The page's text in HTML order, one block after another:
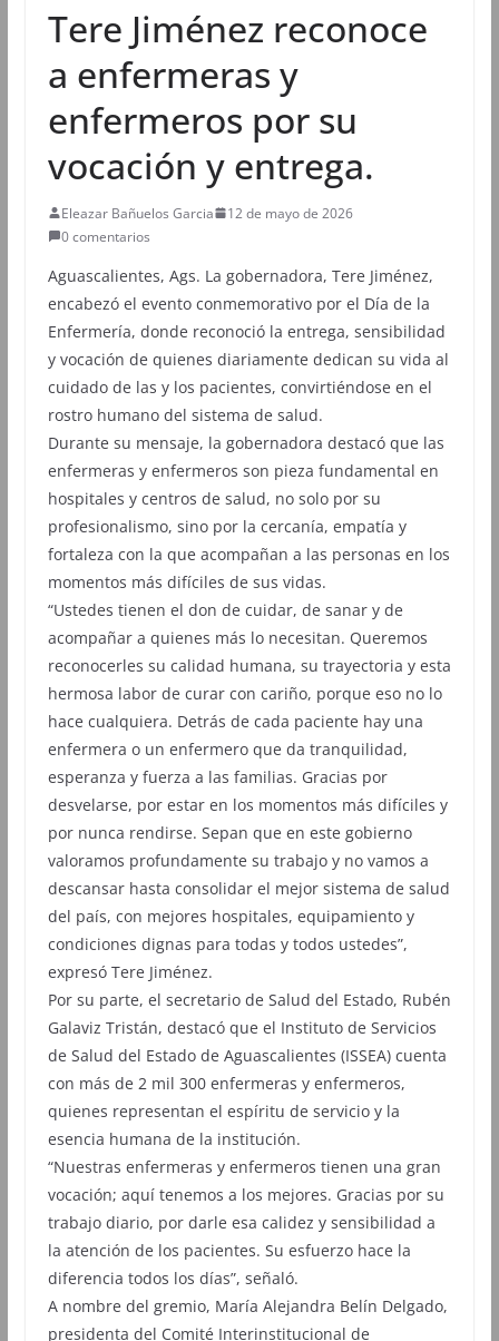
Tere Jiménez reconoce
a enfermeras y
enfermeros por su
vocación y entrega.
Eleazar Bañuelos Garcia
12 de mayo de 2026
0 comentarios
Aguascalientes, Ags. La gobernadora, Tere Jiménez,
encabezó el evento conmemorativo por el Día de la
Enfermería, donde reconoció la entrega, sensibilidad
y vocación de quienes diariamente dedican su vida al
cuidado de las y los pacientes, convirtiéndose en el
rostro humano del sistema de salud.
Durante su mensaje, la gobernadora destacó que las
enfermeras y enfermeros son pieza fundamental en
hospitales y centros de salud, no solo por su
profesionalismo, sino por la cercanía, empatía y
fortaleza con la que acompañan a las personas en los
momentos más difíciles de sus vidas.
“Ustedes tienen el don de cuidar, de sanar y de
acompañar a quienes más lo necesitan. Queremos
reconocerles su calidad humana, su trayectoria y esta
hermosa labor de curar con cariño, porque eso no lo
hace cualquiera. Detrás de cada paciente hay una
enfermera o un enfermero que da tranquilidad,
esperanza y fuerza a las familias. Gracias por
desvelarse, por estar en los momentos más difíciles y
por nunca rendirse. Sepan que en este gobierno
valoramos profundamente su trabajo y no vamos a
descansar hasta consolidar el mejor sistema de salud
del país, con mejores hospitales, equipamiento y
condiciones dignas para todas y todos ustedes”,
expresó Tere Jiménez.
Por su parte, el secretario de Salud del Estado, Rubén
Galaviz Tristán, destacó que el Instituto de Servicios
de Salud del Estado de Aguascalientes (ISSEA) cuenta
con más de 2 mil 300 enfermeras y enfermeros,
quienes representan el espíritu de servicio y la
esencia humana de la institución.
“Nuestras enfermeras y enfermeros tienen una gran
vocación; aquí tenemos a los mejores. Gracias por su
trabajo diario, por darle esa calidez y sensibilidad a
la atención de los pacientes. Su esfuerzo hace la
diferencia todos los días”, señaló.
A nombre del gremio, María Alejandra Belín Delgado,
presidenta del Comité Interinstitucional de